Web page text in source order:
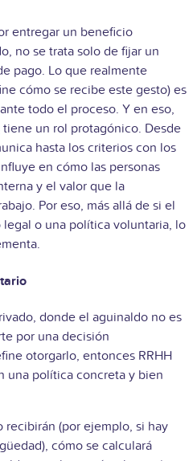
entregar un beneficio
no se trata solo de fijar un
pago. Lo que realmente
cómo se recibe este gesto) es
todo el proceso. Y en eso,
tiene un rol protagónico. Desde
hasta los criterios con los
en cómo las personas
y el valor que la
Por eso, más allá de si el
o una política voluntaria, lo
donde el aguinaldo no es
por una decisión
otorgarlo, entonces RRHH
una política concreta y bien
recibirán (por ejemplo, si hay
cómo se calculará